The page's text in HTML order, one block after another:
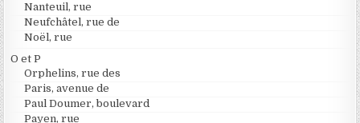
Nanteuil, rue
Neufchâtel, rue de
Noël, rue
O et P
Orphelins, rue des
Paris, avenue de
Paul Doumer, boulevard
Payen, rue